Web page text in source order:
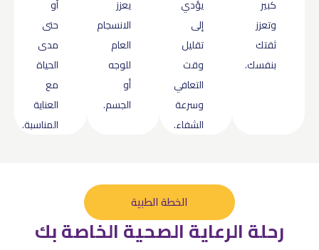
كبير
وتعزز
ثقتك
بنفسك.
يؤدي
إلى
تقليل
وقت
التعافي
وسرعة
الشفاء.
يعزز
الانسجام
العام
للوجه
أو
الجسم.
أو
حتى
مدى
الحياة
مع
العناية
المناسبة.
الخطة الطبية
رحلة الرعاية الصحية الخاصة بك